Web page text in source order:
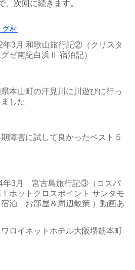
、次回に続きます。
グ村
年3月 和歌山旅行記②（クリスタ
グゼ南紀白浜Ⅱ 宿泊記）
本山町の汗見川に川遊びに行っ
した
障害に試して良かったベスト５
年3月 宮古島旅行記③（コスパ
ホットクロスポイント サンタモ
宿泊 お部屋＆周辺散策 ）動画あ
ロイネットホテル大阪堺筋本町